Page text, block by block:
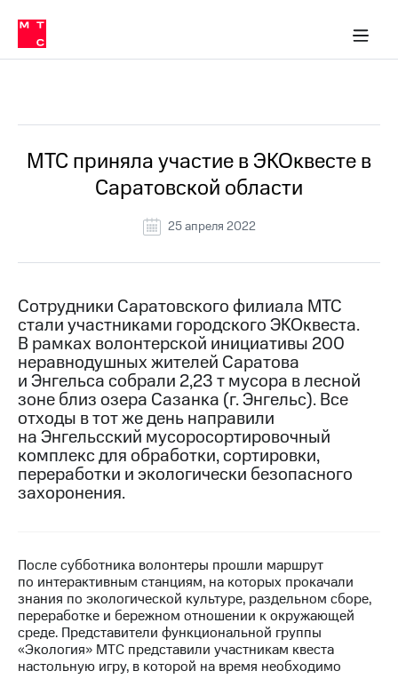
Медиа-центр
и акционерам
Устойчивое развитие
Комплаенс и деловая этика
компании
Карьера
История
компании
Руководство
Контакты
Медиа-центр
Пресс-
релизы
МТС
о технологиях
Достижения
отчетность
Контакты
Новости
в
регионе
в МТС
Пресс-
релизы
о технологиях
МТС приняла участие в ЭКОквесте в
Саратовской области
25 апреля 2022
Сотрудники Саратовского филиала МТС
стали участниками городского ЭКОквеста.
В рамках волонтерской инициативы 200
неравнодушных жителей Саратова
и Энгельса собрали 2,23 т мусора в лесной
зоне близ озера Сазанка (г. Энгельс). Все
отходы в тот же день направили
на Энгельсский мусоросортировочный
комплекс для обработки, сортировки,
переработки и экологически безопасного
захоронения.
После субботника волонтеры прошли маршрут
по интерактивным станциям, на которых прокачали
знания по экологической культуре, раздельном сборе,
переработке и бережном отношении к окружающей
среде. Представители функциональной группы
«Экология» МТС представили участникам квеста
настольную игру, в которой на время необходимо